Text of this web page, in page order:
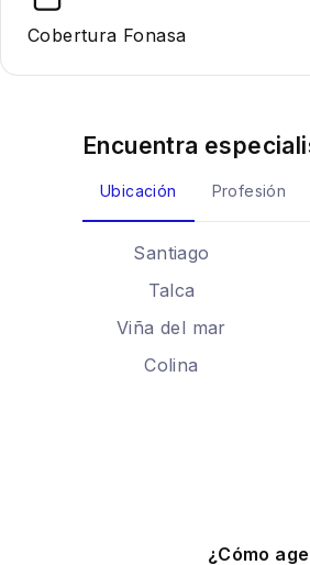
Cobertura Fonasa
Encuentra
Ubicación Profesión
Santiago
Talca
Viña del mar
Colina
¿Cómo